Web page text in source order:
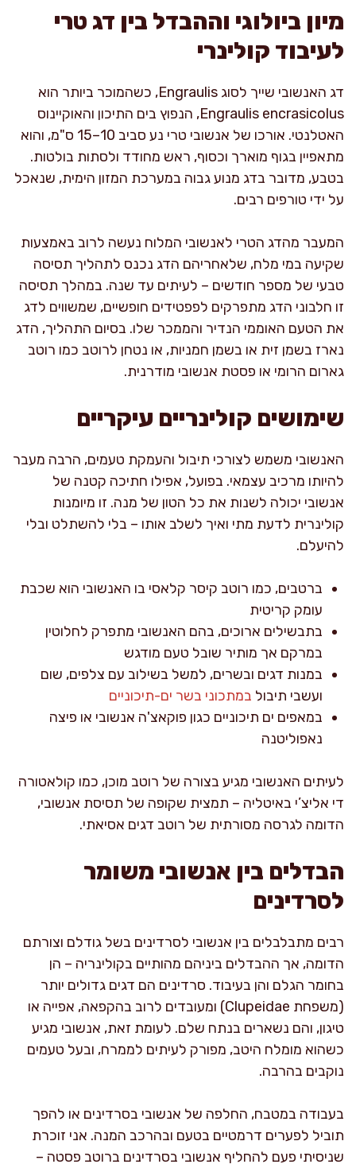
מיון ביולוגי וההבדל בין דג טרי
לעיבוד קולינרי
דג האנשובי שייך לסוג Engraulis, כשהמוכר ביותר הוא
Engraulis encrasicolus, הנפוץ בים התיכון והאוקיינוס
האטלנטי. אורכו של אנשובי טרי נע סביב 10–15 ס"מ, והוא
מתאפיין בגוף מוארך וכסוף, ראש מחודד ולסתות בולטות.
בטבע, מדובר בדג מנוע גבוה במערכת המזון הימית, שנאכל
על ידי טורפים רבים.
המעבר מהדג הטרי לאנשובי המלוח נעשה לרוב באמצעות
שקיעה במי מלח, שלאחריהם הדג נכנס לתהליך תסיסה
טבעי של מספר חודשים – לעיתים עד שנה. במהלך תסיסה
זו חלבוני הדג מתפרקים לפפטידים חופשיים, שמשווים לדג
את הטעם האוממי הנדיר והממכר שלו. בסיום התהליך, הדג
נארז בשמן זית או בשמן חמניות, או נטחן לרוטב כמו רוטב
גארום הרומי או פסטת אנשובי מודרנית.
שימושים קולינריים עיקריים
האנשובי משמש לצורכי תיבול והעמקת טעמים, הרבה מעבר
להיותו מרכיב עצמאי. בפועל, אפילו חתיכה קטנה של
אנשובי יכולה לשנות את כל הטון של מנה. זו מיומנות
קולינרית לדעת מתי ואיך לשלב אותו – בלי להשתלט ובלי
להיעלם.
ברטבים, כמו רוטב קיסר קלאסי בו האנשובי הוא שכבת
עומק קריטית
בתבשילים ארוכים, בהם האנשובי מתפרק לחלוטין
במרקם אך מותיר שובל טעם מודגש
במנות דגים ובשרים, למשל בשילוב עם צלפים, שום
ועשבי תיבול במתכוני בשר ים-תיכוניים
במאפים ים תיכוניים כגון פוקאצ'ה אנשובי או פיצה
נאפוליטנה
לעיתים האנשובי מגיע בצורה של רוטב מוכן, כמו קולאטורה
די אליצ’י באיטליה – תמצית שקופה של תסיסת אנשובי,
הדומה לגרסה מסורתית של רוטב דגים אסיאתי.
הבדלים בין אנשובי משומר
לסרדינים
רבים מתבלבלים בין אנשובי לסרדינים בשל גודלם וצורתם
הדומה, אך ההבדלים ביניהם מהותיים בקולינריה – הן
בחומר הגלם והן בעיבוד. סרדינים הם דגים גדולים יותר
(משפחת Clupeidae) ומעובדים לרוב בהקפאה, אפייה או
טיגון, והם נשארים בנתח שלם. לעומת זאת, אנשובי מגיע
כשהוא מומלח היטב, מפורק לעיתים לממרח, ובעל טעמים
נוקבים בהרבה.
בעבודה במטבח, החלפה של אנשובי בסרדינים או להפך
תוביל לפערים דרמטיים בטעם ובהרכב המנה. אני זוכרת
שניסיתי פעם להחליף אנשובי בסרדינים ברוטב פסטה –